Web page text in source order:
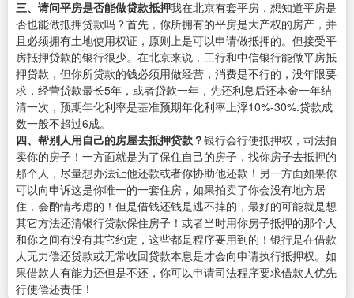
三、请问平房是否能做贷款抵押我在北京有套平房，想知道平房是
否也能做抵押贷款吗？首先，你所拥有的平房是大产权的房产，并
且必须拥有土地使用权证，原则上是可以申请做抵押的。但接受平
房抵押贷款的银行很少。在北京来说，工行和中信银行能做平房抵
押贷款，但你所贷款的钱必须用做经营，消费是不行的，没年限要
求，经营贷款最长5年，或者贷款一年，先还利息后还本金一年结
清一次，预期年化利率是基准预期年化利率上浮10%-30%.贷款成
数一般不超过6成。
四、帮别人用自己的房屋去抵押贷款？银行会行使抵押权，司法拍
卖你的房子！一方面就是为了保住自己的房子，找你房子去抵押的
那个人，尽量想办法让他还款或者你协助他还款！另一方面如果你
可以向申诉这是你唯一的一套住房，如果拍卖了你会没有地方居
住，会酌情考虑的！但是借钱还钱是逃不掉的，最好的可能就是想
其它方法还清银行贷款保住房子！或者当时用你房子抵押的那个人
和你之间有没有其它约定，这些都是程序要用到的！银行是在借款
人无力偿还贷款或无常收回贷款本息是才会向申请执行抵押权。如
果借款人有能力还但是不还，你可以申请司法程序要求借款人优先
行使偿还责任！